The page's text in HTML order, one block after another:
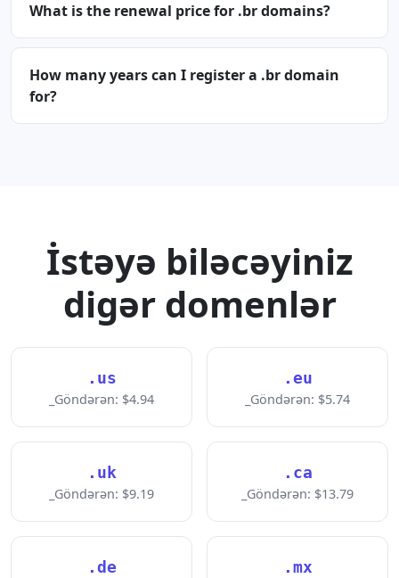
What is the renewal price for .br domains?
How many years can I register a .br domain
for?
İstəyə biləcəyiniz
digər domenlər
.us
_Göndərən: $4.94
.eu
_Göndərən: $5.74
.uk
_Göndərən: $9.19
.ca
_Göndərən: $13.79
.de .mx